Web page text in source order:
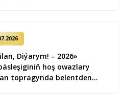
Diýarym! – 2026»
hoş owazlary
topragynda belentden